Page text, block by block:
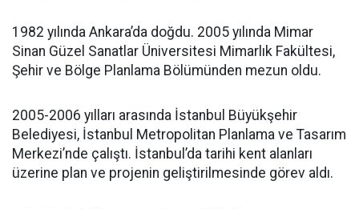
1982 yılında Ankara’da doğdu. 2005 yılında Mimar
Sinan Güzel Sanatlar Üniversitesi Mimarlık Fakültesi,
Şehir ve Bölge Planlama Bölümünden mezun oldu.
2005-2006 yılları arasında İstanbul Büyükşehir
Belediyesi, İstanbul Metropolitan Planlama ve Tasarım
Merkezi’nde çalıştı. İstanbul’da tarihi kent alanları
üzerine plan ve projenin geliştirilmesinde görev aldı.